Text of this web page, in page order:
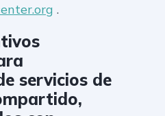
.
servicios de